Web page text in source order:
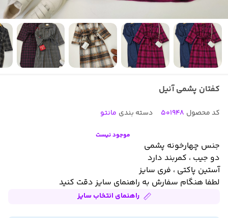
کفتان پشمی آنیل
کد محصول 501948 دسته بندی مانتو
موجود نیست
جنس چهارخونه پشمی
دو جیب ، کمربند دارد
آستین پاکتی ، فری سایز
لطفا هنگام سفارش به راهنمای سایز دقت کنید
راهنمای انتخاب سایز